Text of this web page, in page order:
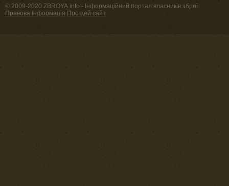
© 2009-2020 ZBROYA.info - Інформаційний портал власників зброї
Правова інформація Про цей сайт